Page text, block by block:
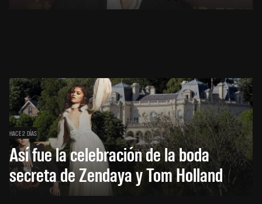
HACE 2 DÍAS
Así fue la celebración de la boda
secreta de Zendaya y Tom Holland